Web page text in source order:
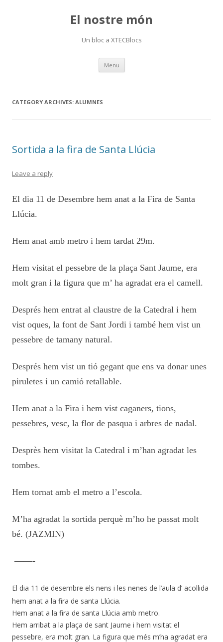
El nostre món
Un bloc a XTECBlocs
Menu Skip
content
CATEGORY ARCHIVES: ALUMNES
Sortida a la fira de Santa Llúcia
Leave a reply
El dia 11 de Desembre hem anat a la Fira de Santa
Llúcia.
Hem anat amb metro i hem tardat 29m.
Hem visitat el pessebre de la plaça Sant Jaume, era
molt gran i la figura que m’ ha agradat era el camell.
Després hem entrat al claustre de la Catedral i hem
vist oques, la font de Sant Jordi i també hem vist un
pessebre de tamany natural.
Després hem vist un tió gegant que ens va donar unes
piruletes i un camió retallable.
Hem anat a la Fira i hem vist caganers, tions,
pessebres, vesc, la flor de pasqua i arbres de nadal.
Desprès hem visitat la Catedral i m’han agradat les
tombes.
Hem tornat amb el metro a l’escola.
M’ha agradat la sortida perquè m’ho he passat molt
bé. (JAZMIN)
——-
El dia 11 de desembre els nens i les nenes de l’aula d’ acollida
hem anat a la fira de santa Llúcia.
Hem anat a la fira de santa Llúcia amb metro.
Hem arribat a la plaça de sant Jaume i hem visitat el
pessebre, era molt gran. La figura que més m’ha agradat era